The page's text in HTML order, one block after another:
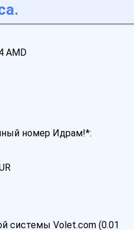
AMD
номер Идрам!*:
системы Volet.com (0.01